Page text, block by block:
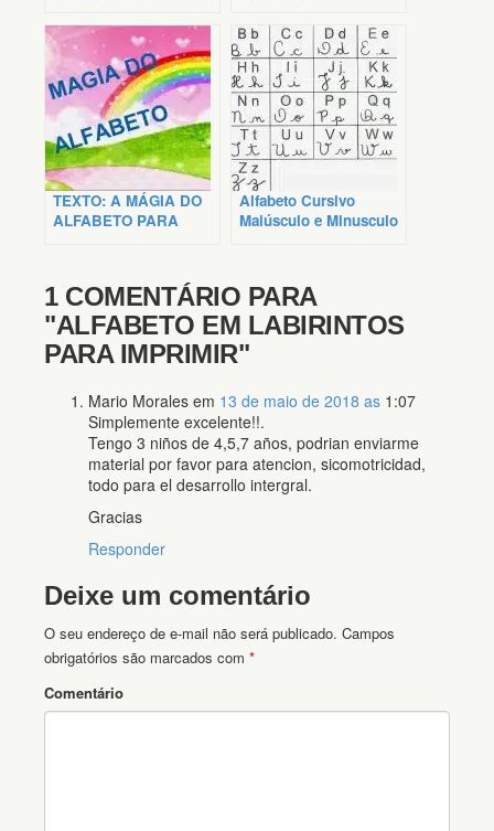
TEXTO: A MÁGIA DO
ALFABETO PARA
Alfabeto Cursivo
Maiúsculo e Minusculo
1 COMENTÁRIO PARA
"ALFABETO EM LABIRINTOS
PARA IMPRIMIR"
Mario Morales em 13 de maio de 2018 as 1:07
Simplemente excelente!!.
Tengo 3 niños de 4,5,7 años, podrian enviarme
material por favor para atencion, sicomotricidad,
todo para el desarrollo intergral.
Gracias
Responder
Deixe um comentário
O seu endereço de e-mail não será publicado. Campos
obrigatórios são marcados com *
Comentário